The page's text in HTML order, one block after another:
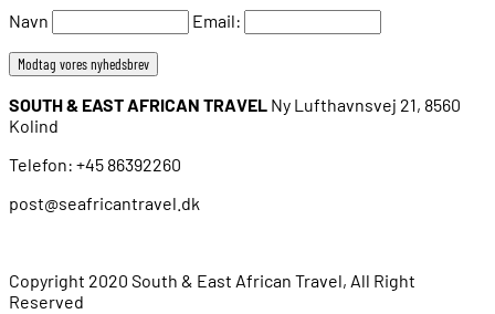
Navn Email:
SOUTH & EAST AFRICAN TRAVEL Ny Lufthavnsvej 21, 8560
Kolind
Telefon: +45 86392260
post@seafricantravel.dk
Copyright 2020 South & East African Travel, All Right
Reserved